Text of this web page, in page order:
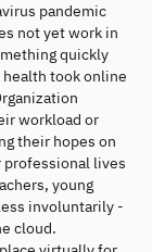
pandemic
not yet work in
quickly
took online
workload or
their hopes on
lives
young
involuntarily -
cloud.